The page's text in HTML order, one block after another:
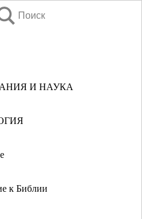
Поиск
И НАУКА
к Библии